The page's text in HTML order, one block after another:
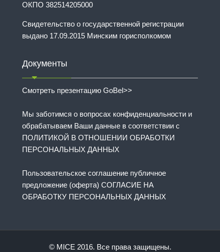
ОКПО 382514205000
Свидетельство о государственной регистрации
выдано 17.09.2015 Минским горисполкомом
Документы
Смотреть презентацию GoBel>>
Мы заботимся о вопросах конфиденциальности и
обрабатываем Ваши данные в соответствии с
ПОЛИТИКОЙ В ОТНОШЕНИИ ОБРАБОТКИ
ПЕРСОНАЛЬНЫХ ДАННЫХ
Пользовательское соглашение публичное
предложение (оферта) СОГЛАСИЕ НА
ОБРАБОТКУ ПЕРСОНАЛЬНЫХ ДАННЫХ
© MICE 2016. Все права защищены.